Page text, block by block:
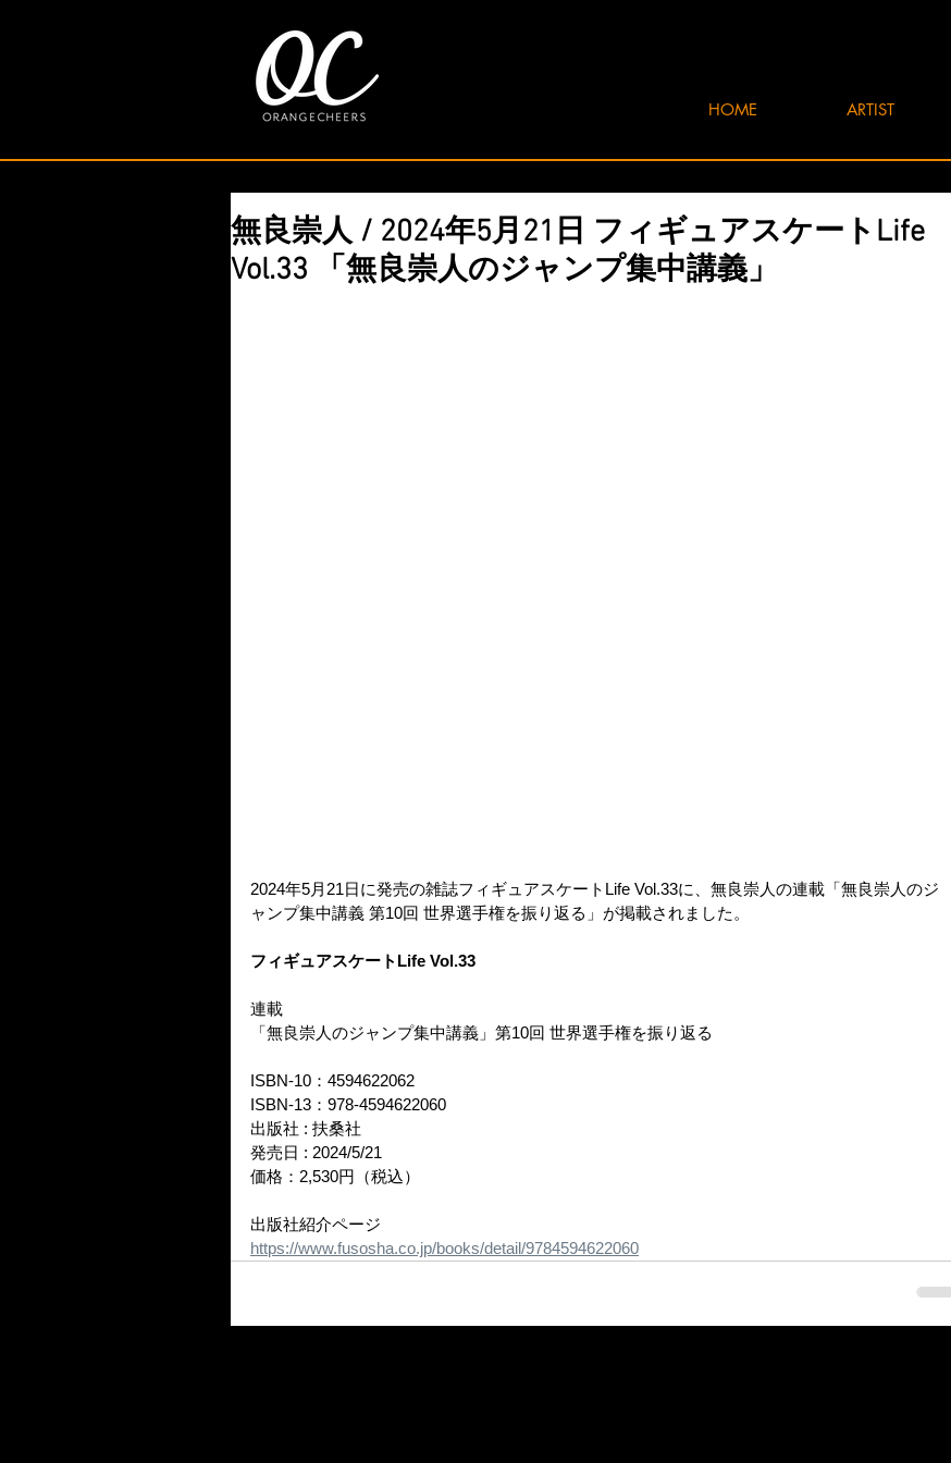
HOME ARTIST
無良崇人 / 2024年5月21日 フィギュアスケートLife
Vol.33 「無良崇人のジャンプ集中講義」
2024年5月21日に発売の雑誌フィギュアスケートLife Vol.33に、無良崇人の連載「無良崇人のジ
ャンプ集中講義 第10回 世界選手権を振り返る」が掲載されました。
フィギュアスケートLife Vol.33
連載
「無良崇人のジャンプ集中講義」第10回 世界選手権を振り返る
ISBN-10：4594622062
ISBN-13：978-4594622060
出版社 : 扶桑社
発売日 : 2024/5/21
価格：2,530円（税込）
出版社紹介ページ
https://www.fusosha.co.jp/books/detail/9784594622060